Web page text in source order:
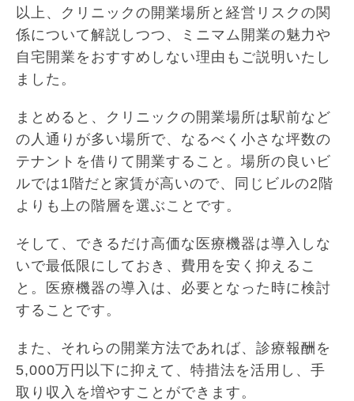
以上、クリニックの開業場所と経営リスクの関
係について解説しつつ、ミニマム開業の魅力や
自宅開業をおすすめしない理由もご説明いたし
ました。
まとめると、クリニックの開業場所は駅前など
の人通りが多い場所で、なるべく小さな坪数の
テナントを借りて開業すること。場所の良いビ
ルでは1階だと家賃が高いので、同じビルの2階
よりも上の階層を選ぶことです。
そして、できるだけ高価な医療機器は導入しな
いで最低限にしておき、費用を安く抑えるこ
と。医療機器の導入は、必要となった時に検討
することです。
また、それらの開業方法であれば、診療報酬を
5,000万円以下に抑えて、特措法を活用し、手
取り収入を増やすことができます。